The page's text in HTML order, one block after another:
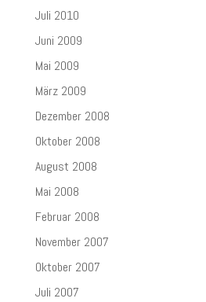
Juli 2010
Juni 2009
Mai 2009
März 2009
Dezember 2008
Oktober 2008
August 2008
Mai 2008
Februar 2008
November 2007
Oktober 2007
Juli 2007